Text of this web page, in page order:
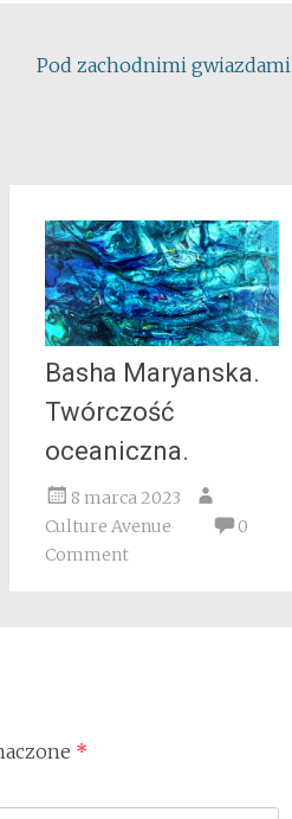
Pod zachodnimi gwiazdami
Basha Maryanska.
Twórczość
oceaniczna.
8 marca 2023
Culture Avenue
0
Comment
*